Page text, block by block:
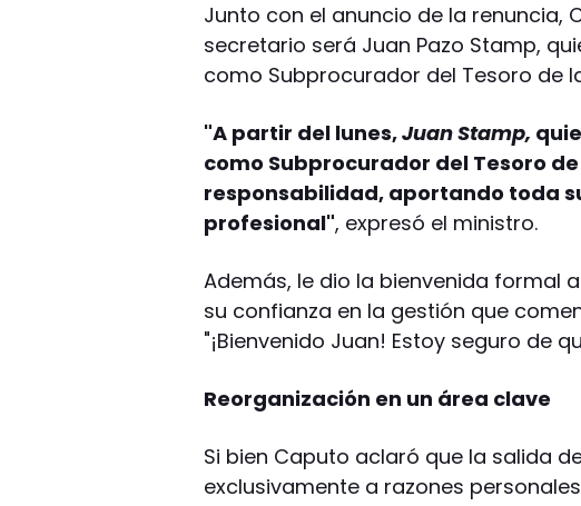
Junto con el anuncio de la renuncia,
secretario será Juan Pazo Stamp,
como Subprocurador del Tesoro de
"A partir del lunes,Juan Stamp,
como Subprocurador del Tesoro
responsabilidad, aportando toda
profesional", expresó el ministro.
Además, le dio la bienvenida formal
su confianza en la gestión que
"¡Bienvenido Juan! Estoy seguro de
Reorganización en un área clave
Si bien Caputo aclaró que la salida
exclusivamente a razones